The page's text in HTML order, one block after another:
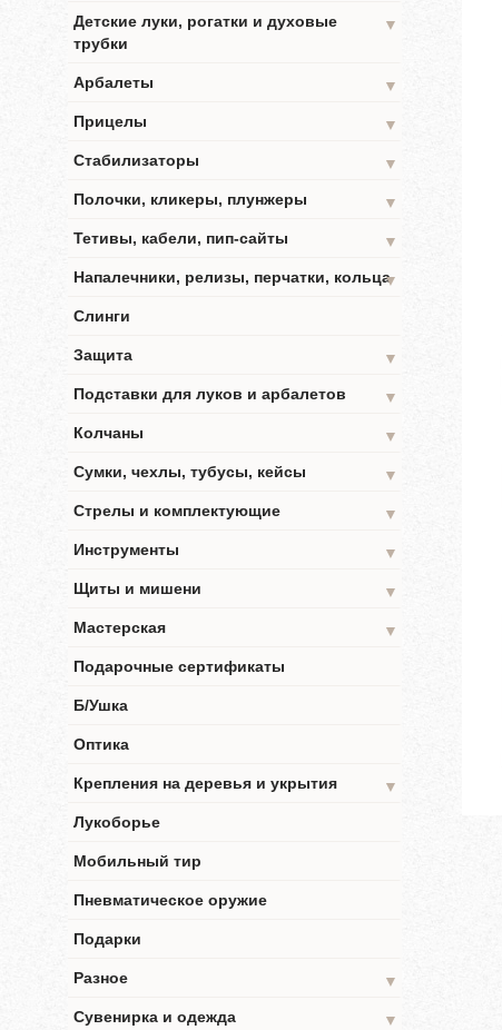
Детские луки, рогатки и духовые
трубки
▼
Арбалеты
▼
Прицелы
▼
Стабилизаторы
▼
Полочки, кликеры, плунжеры
▼
Тетивы, кабели, пип-сайты
▼
Напалечники, релизы, перчатки, кольца▼
Слинги
Защита
▼
Подставки для луков и арбалетов
▼
Колчаны
▼
Сумки, чехлы, тубусы, кейсы
▼
Стрелы и комплектующие
▼
Инструменты
▼
Щиты и мишени
▼
Мастерская
▼
Подарочные сертификаты
Б/Ушка
Оптика
Крепления на деревья и укрытия
▼
Лукоборье
Мобильный тир
Пневматическое оружие
Подарки
Разное
▼
Сувенирка и одежда
▼